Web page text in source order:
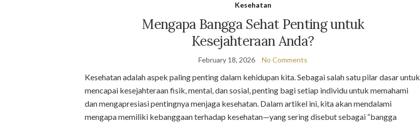
Kesehatan
Mengapa Bangga Sehat Penting untuk
Kesejahteraan Anda?
February 18, 2026 No Comments
Kesehatan adalah aspek paling penting dalam kehidupan kita. Sebagai salah satu pilar dasar untuk
mencapai kesejahteraan fisik, mental, dan sosial, penting bagi setiap individu untuk memahami
dan mengapresiasi pentingnya menjaga kesehatan. Dalam artikel ini, kita akan mendalami
mengapa memiliki kebanggaan terhadap kesehatan—yang sering disebut sebagai “bangga